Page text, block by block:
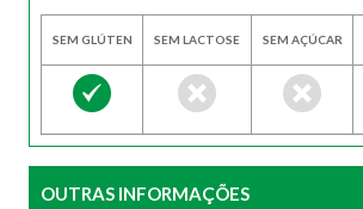
SEM GLÚTEN SEM LACTOSE SEM AÇÚCAR
OUTRAS INFORMAÇÕES